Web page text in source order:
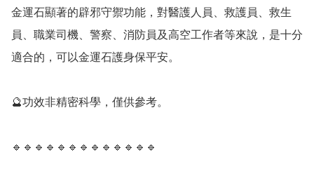
金運石顯著的辟邪守禦功能，對醫護人員、救護員、救生
員、職業司機、警察、消防員及高空工作者等來說，是十分
適合的，可以金運石護身保平安。
🔮功效非精密科學，僅供參考。
🔹️🔹️🔹️🔹️🔹️🔹️🔹️🔹️🔹️🔹️🔹️🔹️🔹️